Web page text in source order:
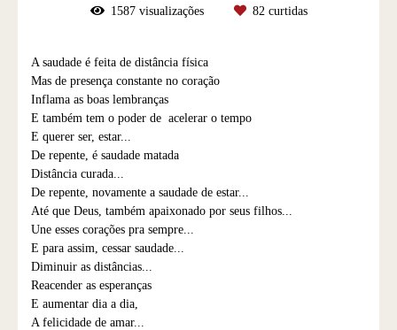
1587visualizações 82 curtidas
A saudade é feita de distância física
Mas de presença constante no coração
Inflama as boas lembranças
E também tem o poder de acelerar o tempo
E querer ser, estar...
De repente, é saudade matada
Distância curada...
De repente, novamente a saudade de estar...
Até que Deus, também apaixonado por seus filhos...
Une esses corações pra sempre...
E para assim, cessar saudade...
Diminuir as distâncias...
Reacender as esperanças
E aumentar dia a dia,
A felicidade de amar...